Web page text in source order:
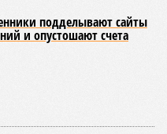
проверок и
позволило охватить
долю лагерей. По
В адрес
вынесены